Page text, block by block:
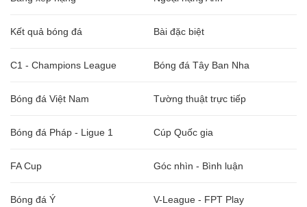
Kết quả bóng đá Bài đặc biệt
C1 - Champions League Bóng đá Tây Ban Nha
Bóng đá Việt Nam Tường thuật trực tiếp
Bóng đá Pháp - Ligue 1 Cúp Quốc gia
FA Cup Góc nhìn - Bình luận
Bóng đá Ý V-League - FPT Play